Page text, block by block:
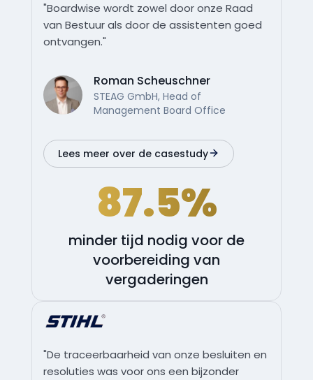
"Boardwise wordt zowel door onze Raad
van Bestuur als door de assistenten goed
ontvangen."
Roman Scheuschner
STEAG GmbH, Head of
Management Board Office
Lees meer over de casestudy
87.5%
minder tijd nodig voor de
voorbereiding van
vergaderingen
"De traceerbaarheid van onze besluiten en
resoluties was voor ons een bijzonder